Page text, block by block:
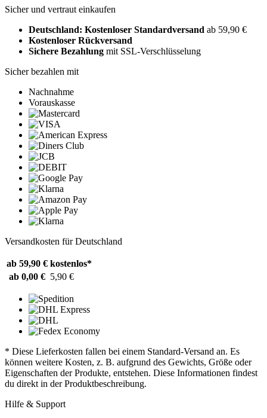
Sicher und vertraut einkaufen
Deutschland: Kostenloser Standardversand ab 59,90 €
Kostenloser Rückversand
Sichere Bezahlung mit SSL-Verschlüsselung
Sicher bezahlen mit
Nachnahme
Vorauskasse
Versandkosten für Deutschland
ab 59,90 € kostenlos*
ab 0,00 € 5,90 €
* Diese Lieferkosten fallen bei einem Standard-Versand an. Es
können weitere Kosten, z. B. aufgrund des Gewichts, Größe oder
Eigenschaften der Produkte, entstehen. Diese Informationen findest
du direkt in der Produktbeschreibung.
Hilfe & Support